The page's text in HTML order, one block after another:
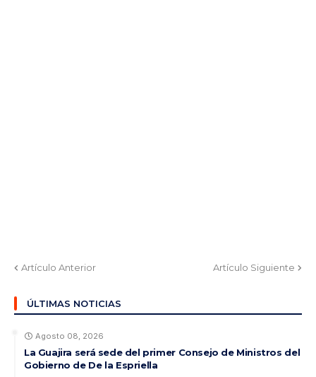
Artículo Anterior Artículo Siguiente
ÚLTIMAS NOTICIAS
Agosto 08, 2026
La Guajira será sede del primer Consejo de Ministros del
Gobierno de De la Espriella